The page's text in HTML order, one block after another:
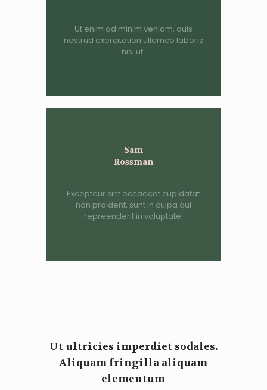
Ut enim ad minim veniam, quis
nostrud exercitation ullamco laboris
nisi ut.
Sam
Rossman
Excepteur sint occaecat cupidatat
non proident, sunt in culpa qui
repreenderit in voluptate.
Ut ultricies imperdiet sodales.
Aliquam fringilla aliquam
elementum